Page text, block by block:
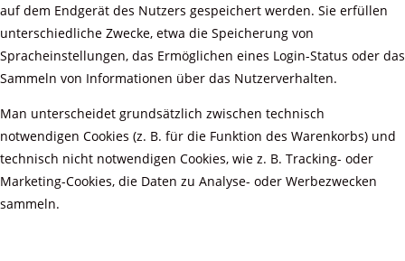
auf dem Endgerät des Nutzers gespeichert werden. Sie erfüllen
unterschiedliche Zwecke, etwa die Speicherung von
Spracheinstellungen, das Ermöglichen eines Login-Status oder das
Sammeln von Informationen über das Nutzerverhalten.
Man unterscheidet grundsätzlich zwischen technisch
notwendigen Cookies (z. B. für die Funktion des Warenkorbs) und
technisch nicht notwendigen Cookies, wie z. B. Tracking- oder
Marketing-Cookies, die Daten zu Analyse- oder Werbezwecken
sammeln.